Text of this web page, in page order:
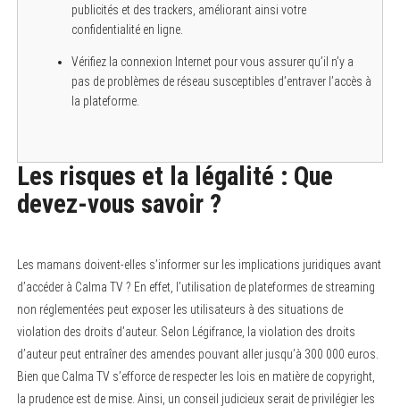
publicités et des trackers, améliorant ainsi votre
confidentialité en ligne.
Vérifiez la connexion Internet pour vous assurer qu’il n’y a
pas de problèmes de réseau susceptibles d’entraver l’accès à
la plateforme.
Les risques et la légalité : Que
devez-vous savoir ?
Les mamans doivent-elles s’informer sur les implications juridiques avant
d’accéder à Calma TV ? En effet, l’utilisation de plateformes de streaming
non réglementées peut exposer les utilisateurs à des situations de
violation des droits d’auteur. Selon Légifrance, la violation des droits
d’auteur peut entraîner des amendes pouvant aller jusqu’à 300 000 euros.
Bien que Calma TV s’efforce de respecter les lois en matière de copyright,
la prudence est de mise. Ainsi, un conseil judicieux serait de privilégier les